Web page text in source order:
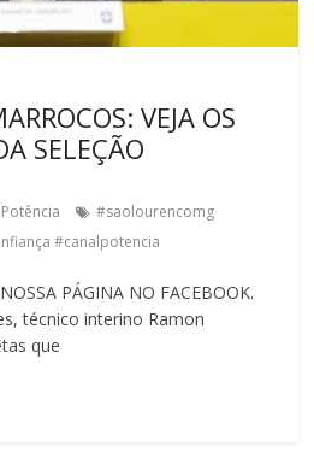
VEJA OS
SELEÇÃO
Potência
#saolourencomg
#canalpotencia
PÁGINA NO FACEBOOK.
técnico interino Ramon
que